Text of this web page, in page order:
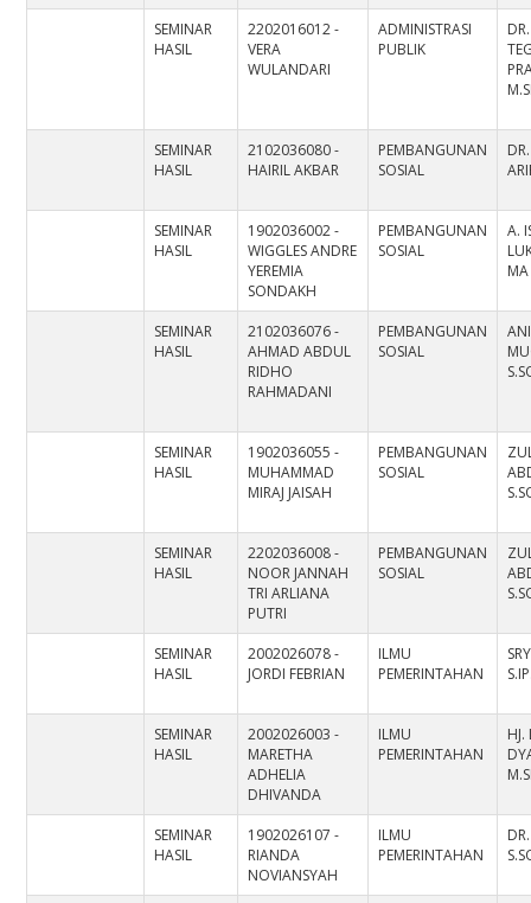
SEMINAR
HASIL
2202016012 -
VERA
WULANDARI
ADMINISTRASI
PUBLIK
SEMINAR
HASIL
2102036080 -
HAIRIL AKBAR
PEMBANGUNAN
SOSIAL
SEMINAR
HASIL
1902036002 -
WIGGLES ANDRE
YEREMIA
SONDAKH
PEMBANGUNAN
SOSIAL
A.
MA
SEMINAR
HASIL
2102036076 -
AHMAD ABDUL
RIDHO
RAHMADANI
PEMBANGUNAN
SOSIAL
SEMINAR
HASIL
1902036055 -
MUHAMMAD
MIRAJ JAISAH
PEMBANGUNAN
SOSIAL
SEMINAR
HASIL
2202036008 -
NOOR JANNAH
TRI ARLIANA
PUTRI
PEMBANGUNAN
SOSIAL
SEMINAR
HASIL
2002026078 -
JORDI FEBRIAN
ILMU
PEMERINTAHAN
SEMINAR
HASIL
2002026003 -
MARETHA
ADHELIA
DHIVANDA
ILMU
PEMERINTAHAN
HJ.
SEMINAR
HASIL
1902026107 -
RIANDA
NOVIANSYAH
ILMU
PEMERINTAHAN